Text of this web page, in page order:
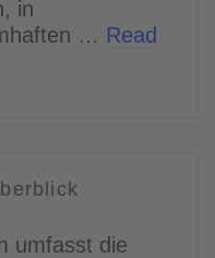
in
… Read
umfasst die